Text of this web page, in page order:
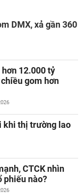
DMX, xả gần 360
12.000 tỷ
gom hơn
khi thị trường lao
CTCK nhìn
phiếu nào?